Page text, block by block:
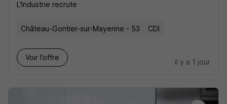
L'Industrie recrute
Château-Gontier-sur-Mayenne - 53 CDI
Voir l’offre
il y a 1 jour